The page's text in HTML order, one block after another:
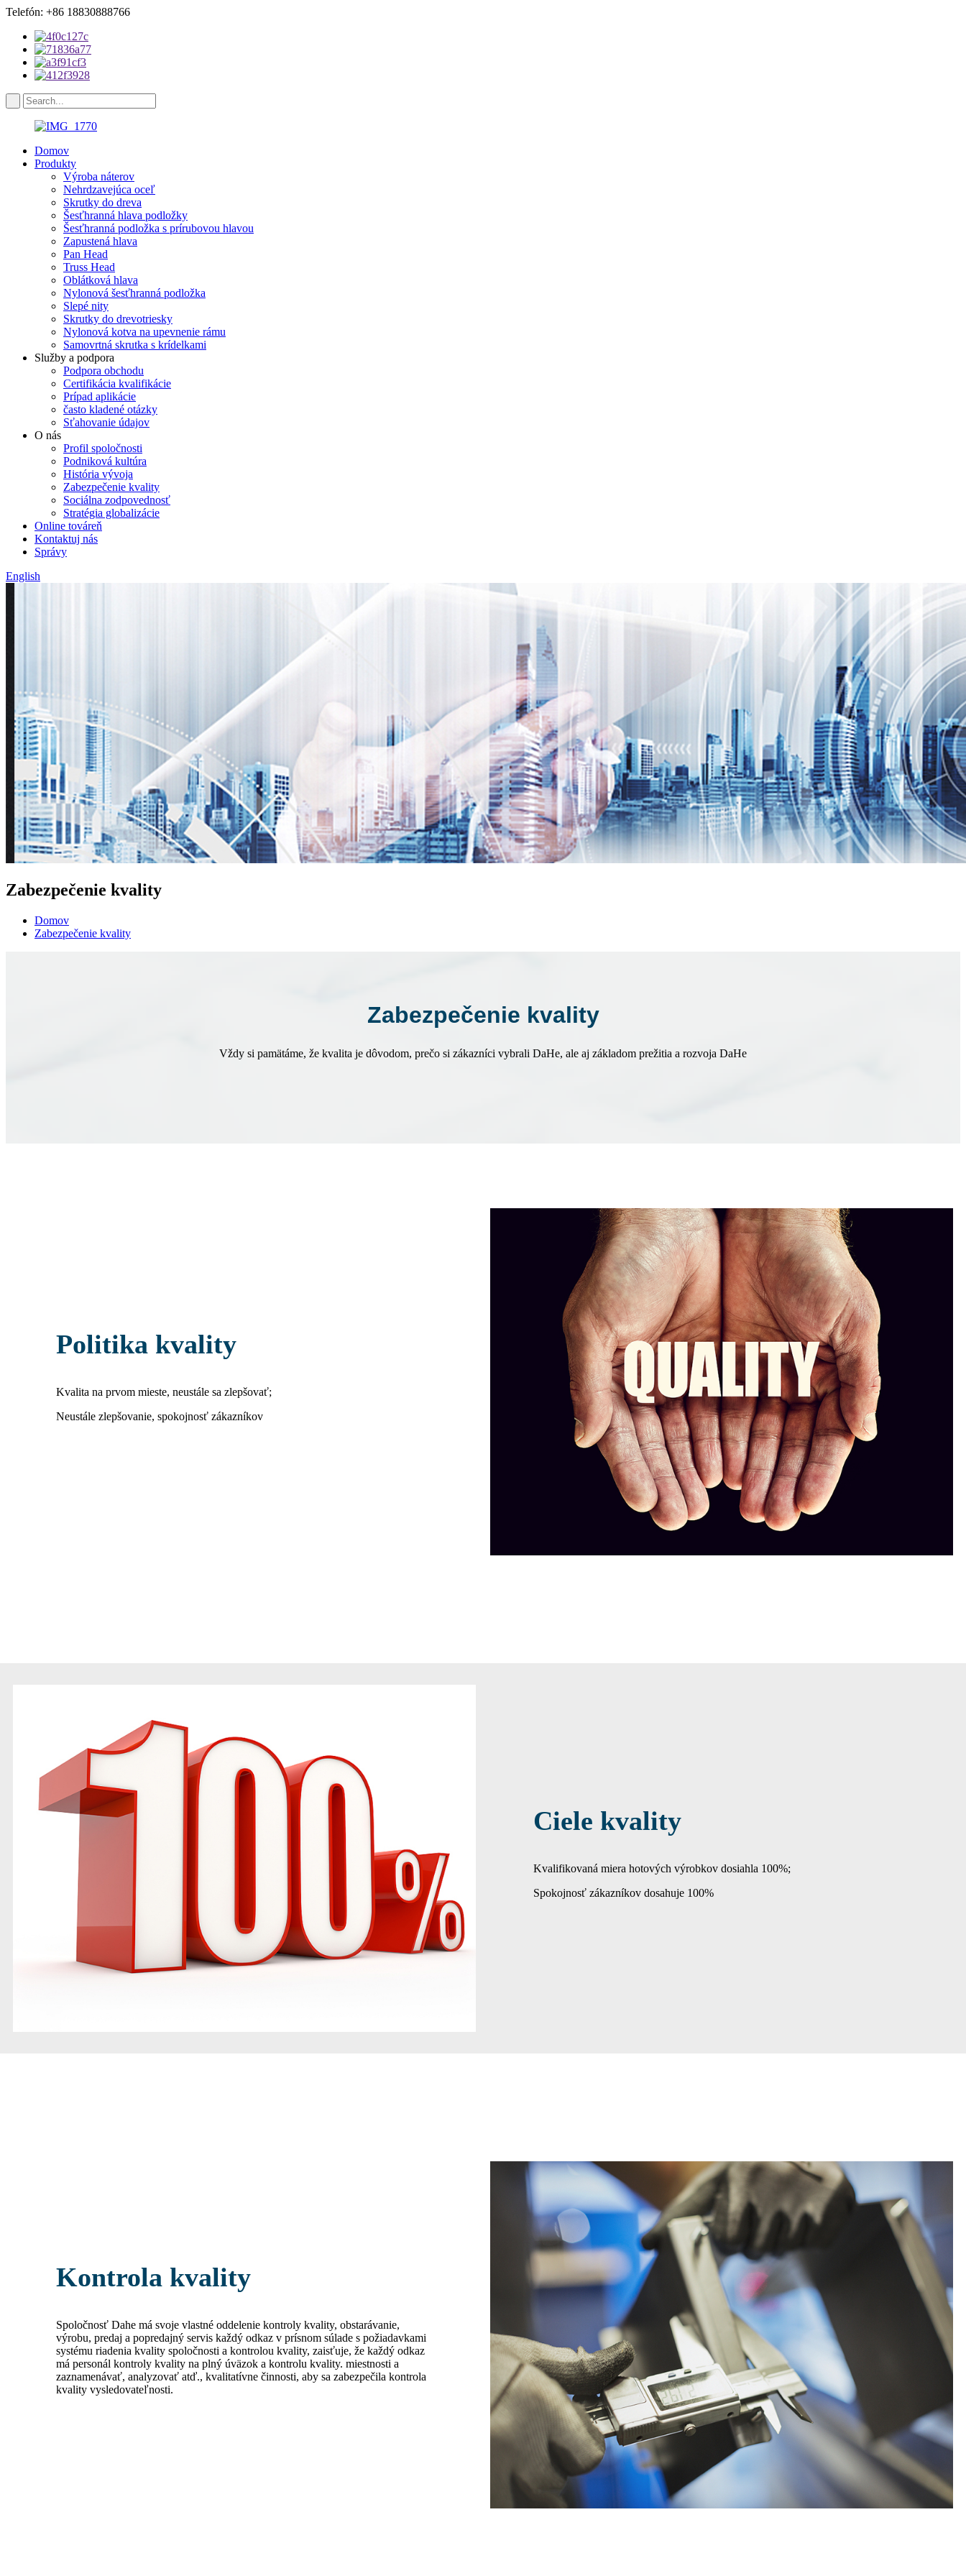
Telefón: +86 18830888766
Domov
Produkty
Výroba náterov
Nehrdzavejúca oceľ
Skrutky do dreva
Šesťhranná hlava podložky
Šesťhranná podložka s prírubovou hlavou
Zapustená hlava
Pan Head
Truss Head
Oblátková hlava
Nylonová šesťhranná podložka
Slepé nity
Skrutky do drevotriesky
Nylonová kotva na upevnenie rámu
Samovrtná skrutka s krídelkami
Služby a podpora
Podpora obchodu
Certifikácia kvalifikácie
Prípad aplikácie
často kladené otázky
Sťahovanie údajov
O nás
Profil spoločnosti
Podniková kultúra
História vývoja
Zabezpečenie kvality
Sociálna zodpovednosť
Stratégia globalizácie
Online továreň
Kontaktuj nás
Správy
English
Zabezpečenie kvality
Domov
Zabezpečenie kvality
Zabezpečenie kvality
Vždy si pamätáme, že kvalita je dôvodom, prečo si zákazníci vybrali DaHe, ale aj základom prežitia a rozvoja DaHe
Politika kvality
Kvalita na prvom mieste, neustále sa zlepšovať;
Neustále zlepšovanie, spokojnosť zákazníkov
Ciele kvality
Kvalifikovaná miera hotových výrobkov dosiahla 100%;
Spokojnosť zákazníkov dosahuje 100%
Kontrola kvality
Spoločnosť Dahe má svoje vlastné oddelenie kontroly kvality, obstarávanie,
výrobu, predaj a popredajný servis každý odkaz v prísnom súlade s požiadavkami
systému riadenia kvality spoločnosti a kontrolou kvality, zaisťuje, že každý odkaz
má personál kontroly kvality na plný úväzok a kontrolu kvality. miestnosti a
zaznamenávať, analyzovať atď., kvalitatívne činnosti, aby sa zabezpečila kontrola
kvality vysledovateľnosti.